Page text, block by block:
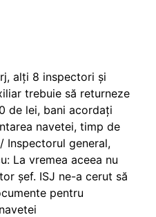
alți 8 inspectori și
trebuie să returneze
de lei, bani acordați
navetei, timp de
Inspectorul general,
La vremea aceea nu
șef. ISJ ne-a cerut să
pentru